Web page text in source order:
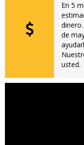
En 5
de
usted.